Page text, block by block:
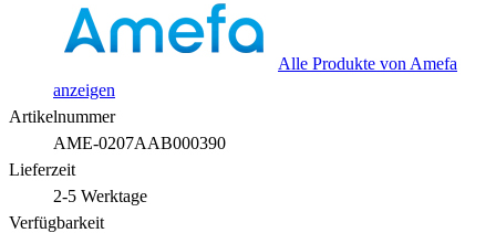
Alle Produkte von Amefa
anzeigen
Artikelnummer
AME-0207AAB000390
Lieferzeit
2-5 Werktage
Verfügbarkeit